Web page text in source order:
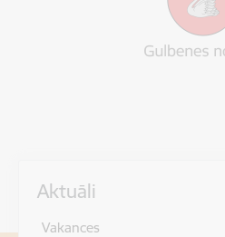
Aktuāli
Vakances